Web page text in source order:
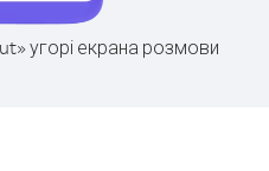
угорі екрана розмови